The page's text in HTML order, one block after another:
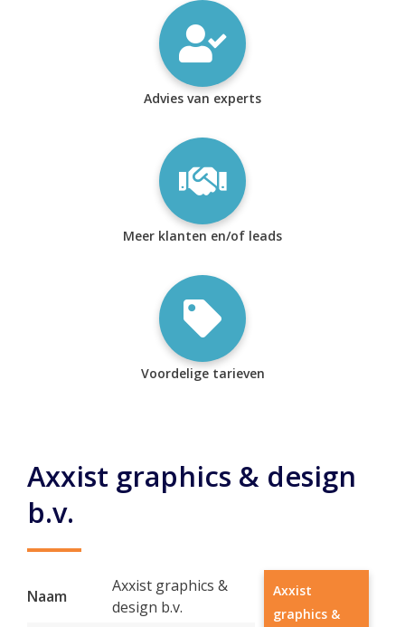
Advies van experts
Meer klanten en/of leads
Voordelige tarieven
Axxist graphics & design
b.v.
Naam
Axxist graphics &
design b.v.
Axxist
graphics &